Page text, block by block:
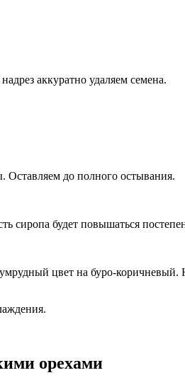
аккуратно удаляем семена.
Оставляем до полного остывания.
сиропа будет повышаться
цвет на буро-
орехами